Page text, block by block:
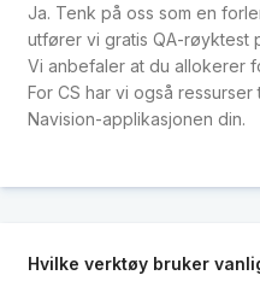
Ja. Tenk på oss som en
utfører vi gratis QA-røyktest
Vi anbefaler at du allokerer
For CS har vi også
Navision-applikasjonen din.
Hvilke verktøy bruker